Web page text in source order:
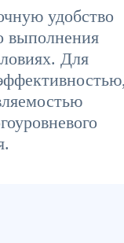
удобство
выполнения
Для